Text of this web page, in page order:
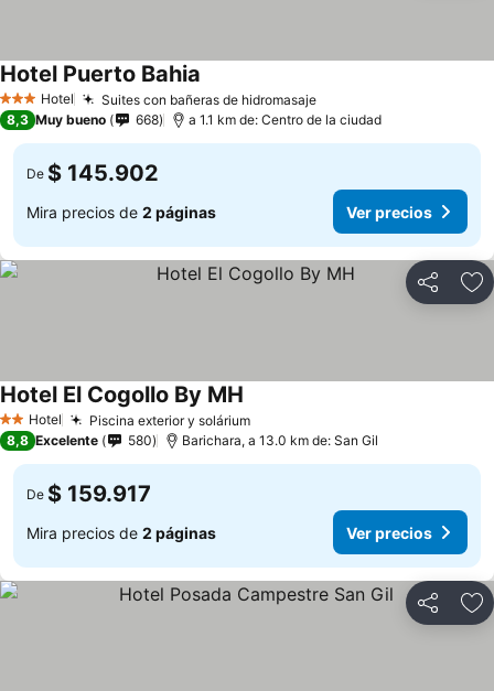
3 Estrellas
Hotel Suites con bañeras de hidromasaje
Hotel Puerto Bahia
8,3 Muy bueno 668 a 1.1 km de: Centro de la ciudad
De $ 145.902
Mira precios de 2 páginas Ver precios
Compartir
2 Estrellas
Hotel Piscina exterior y solárium
Hotel El Cogollo By MH
8,8 Excelente 580 Barichara, a 13.0 km de: San Gil
De $ 159.917
Mira precios de 2 páginas Ver precios
Compartir